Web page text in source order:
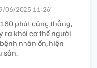
06/2025 11:26’
phút căng thẳng,
ra khỏi cơ thể người
nhân ổn, hiện
sản.